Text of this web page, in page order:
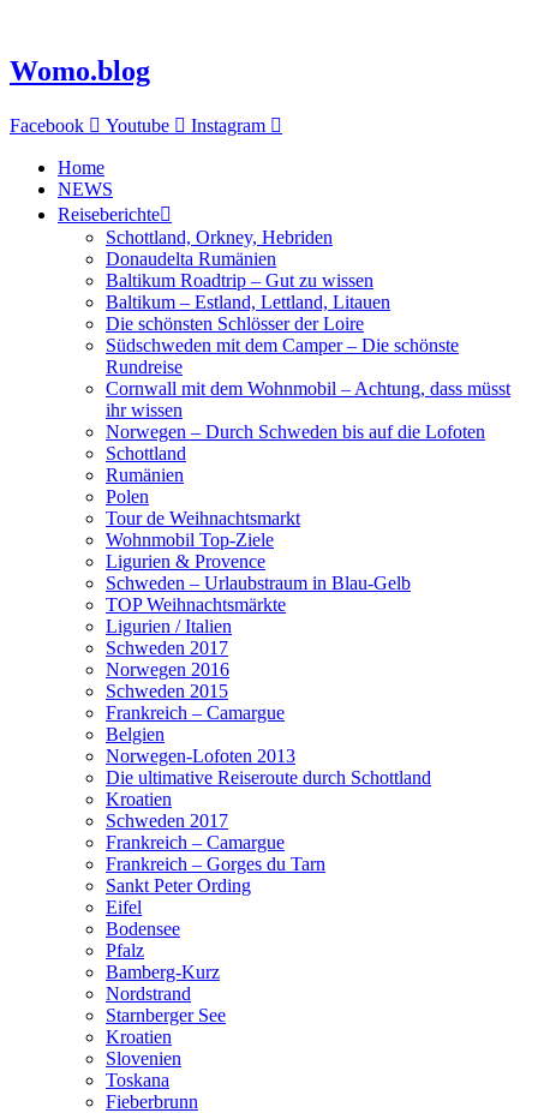
springen
Womo.blog
Facebook Youtube Instagram
Home
NEWS
Reiseberichte
Schottland, Orkney, Hebriden
Donaudelta Rumänien
Baltikum Roadtrip – Gut zu wissen
Baltikum – Estland, Lettland, Litauen
Die schönsten Schlösser der Loire
Südschweden mit dem Camper – Die schönste
Rundreise
Cornwall mit dem Wohnmobil – Achtung, dass müsst
ihr wissen
Norwegen – Durch Schweden bis auf die Lofoten
Schottland
Rumänien
Polen
Tour de Weihnachtsmarkt
Wohnmobil Top-Ziele
Ligurien & Provence
Schweden – Urlaubstraum in Blau-Gelb
TOP Weihnachtsmärkte
Ligurien / Italien
Schweden 2017
Norwegen 2016
Schweden 2015
Frankreich – Camargue
Belgien
Norwegen-Lofoten 2013
Die ultimative Reiseroute durch Schottland
Kroatien
Schweden 2017
Frankreich – Camargue
Frankreich – Gorges du Tarn
Sankt Peter Ording
Eifel
Bodensee
Pfalz
Bamberg-Kurz
Nordstrand
Starnberger See
Kroatien
Slovenien
Toskana
Fieberbrunn